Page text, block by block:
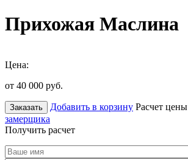
Прихожая Маслина
Цена:
от 40 000 руб.
Заказать Добавить в корзину Расчет цены
замерщика
Получить расчет